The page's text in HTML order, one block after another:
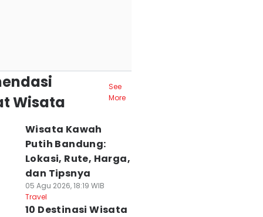
Wisata
See
More
Wisata Kawah
Putih Bandung:
Lokasi, Rute, Harga,
dan Tipsnya
05 Agu 2026, 18:19 WIB
Travel
10 Destinasi Wisata